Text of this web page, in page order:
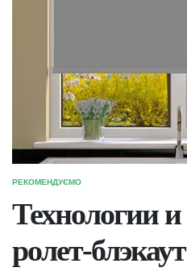
ОПУБЛІКУВАТИ
РЕКОМЕНДУЄМО
Технологии
ролет-блэкаут